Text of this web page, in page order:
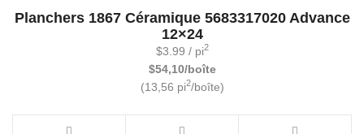
Planchers 1867 Céramique 5683317020 Advance
12×24
$3.99 / pi2
$54,10/boîte
(13,56 pi2/boîte)